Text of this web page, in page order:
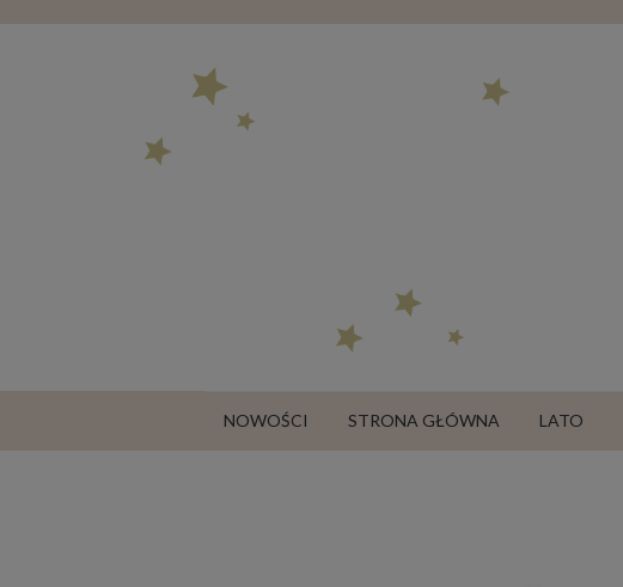
NOWOŚCI STRONA GŁÓWNA LATO